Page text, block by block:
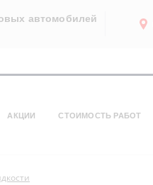
автомобилей
АКЦИИ СТОИМОСТЬ РАБОТ